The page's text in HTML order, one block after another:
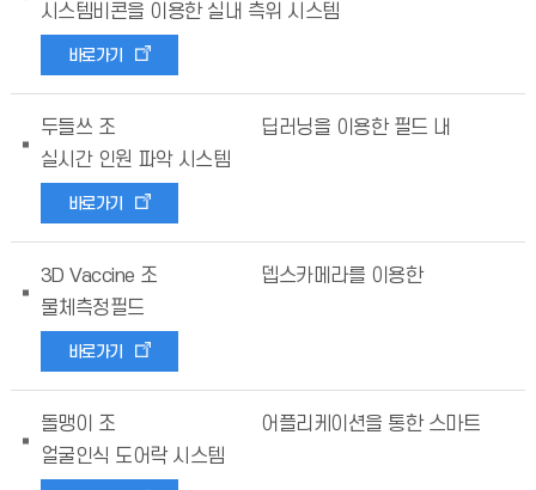
시스템비콘을 이용한 실내 측위 시스템
바로가기
두들쓰 조
딥러닝을 이용한 필드 내
실시간 인원 파악 시스템
바로가기
3D Vaccine 조
뎁스카메라를 이용한
물체측정필드
바로가기
돌맹이 조
어플리케이션을 통한 스마트
얼굴인식 도어락 시스템